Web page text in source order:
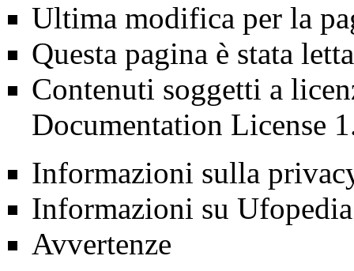
Ultima modifica per la
Questa pagina è stata
Contenuti soggetti a
Documentation License
Informazioni sulla
Informazioni su Ufopedia
Avvertenze